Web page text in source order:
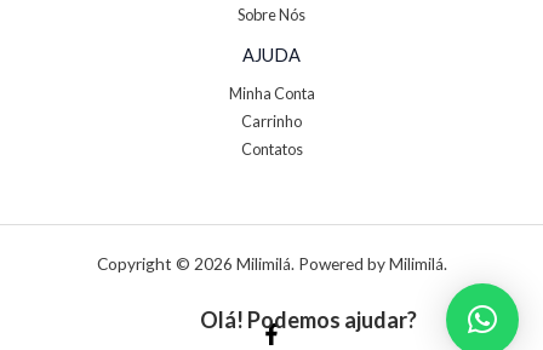
Sobre Nós
AJUDA
Minha Conta
Carrinho
Contatos
Copyright © 2026 Milimilá. Powered by Milimilá.
Olá! Podemos ajudar?